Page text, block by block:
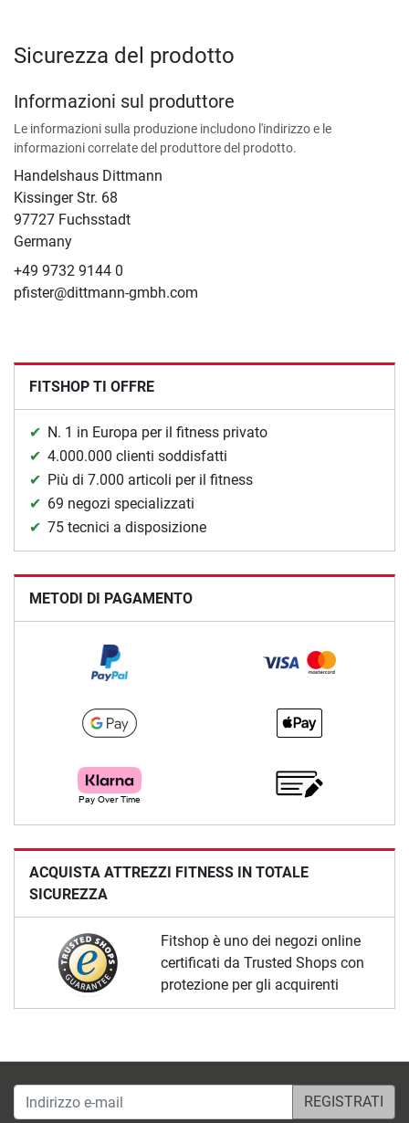
Sicurezza del prodotto
Informazioni sul produttore
Le informazioni sulla produzione includono l'indirizzo e le
informazioni correlate del produttore del prodotto.
Handelshaus Dittmann
Kissinger Str. 68
97727 Fuchsstadt
Germany
+49 9732 9144 0
pfister@dittmann-gmbh.com
FITSHOP TI OFFRE
N. 1 in Europa per il fitness privato
4.000.000 clienti soddisfatti
Più di 7.000 articoli per il fitness
69 negozi specializzati
75 tecnici a disposizione
METODI DI PAGAMENTO
ACQUISTA ATTREZZI FITNESS IN TOTALE
SICUREZZA
Fitshop è uno dei negozi online
certificati da Trusted Shops con
protezione per gli acquirenti
Indirizzo e-mail